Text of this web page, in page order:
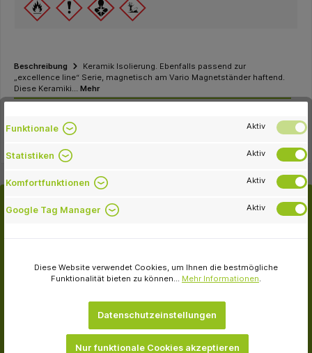
Beschreibung
Keramik Isolierung. Ebenfalls passend zur
„excellence line“ Serie, magnetisch am Vario Magnetständer haftend.
Diese Keramiki… Mehr
Funktionale Aktiv
Statistiken Aktiv
Komfortfunktionen Aktiv
Google Tag Manager Aktiv
Diese Website verwendet Cookies, um Ihnen die bestmögliche
Funktionalität bieten zu können... Mehr Informationen.
Datenschutzeinstellungen
Nur funktionale Cookies akzeptieren